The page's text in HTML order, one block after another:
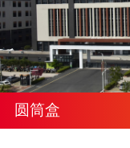
圆筒盒